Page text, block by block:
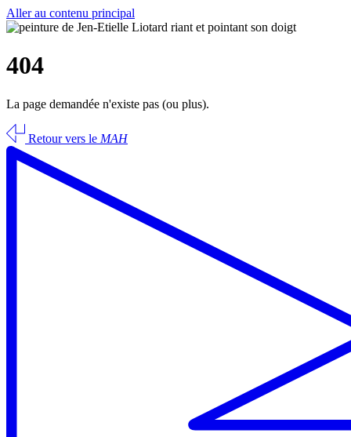
Aller au contenu principal
404
La page demandée n'existe pas (ou plus).
Retour vers le MAH